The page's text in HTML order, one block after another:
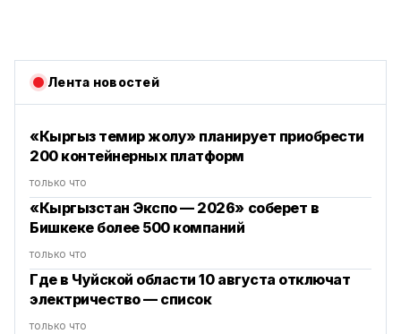
Лента новостей
«Кыргыз темир жолу» планирует приобрести
200 контейнерных платформ
только что
«Кыргызстан Экспо — 2026» соберет в
Бишкеке более 500 компаний
только что
Где в Чуйской области 10 августа отключат
электричество — список
только что